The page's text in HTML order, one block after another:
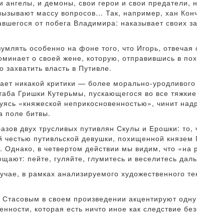
ангелы, и демоны, свои герои и свои предатели,
массу вопросов… Так, например, хан
от побега Владимира: наказывает своих
особенно на фоне того, что Игорь,
о своей жене, которую, отправившись в
власть в Путивле.
никакой критики — более морально-
Гришки Кутерьмы, пускающегося во все
«княжеской неприкосновенностью», чинит
поле битвы.
двух трусливых путивлян Скулы и Ерошки: то,
путивльской девушки, похищенной князем
в четвертом действии мы видим, что «на
пейте, гуляйте, глумитесь и веселитесь
в рамках анализируемого художественного
в своем произведении акцентируют
которая есть ничто иное как следствие